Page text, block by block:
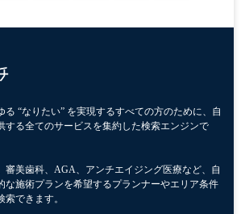
る “なりたい” を実現するすべての方のために、自
する全てのサービスを集約した検索エンジンで
審美歯科、AGA、アンチエイジング医療など、自
な施術プランを希望するプランナーやエリア条件
できます。